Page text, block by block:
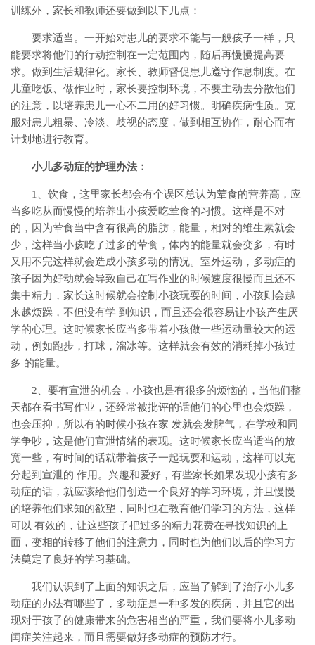
训练外，家长和教师还要做到以下几点：
要求适当。一开始对患儿的要求不能与一般孩子一样，只
能要求将他们的行动控制在一定范围内，随后再慢慢提高要
求。做到生活规律化。家长、教师督促患儿遵守作息制度。在
儿童吃饭、做作业时，家长要控制环境，不要主动去分散他们
的注意，以培养患儿一心不二用的好习惯。明确疾病性质。克
服对患儿粗暴、冷淡、歧视的态度，做到相互协作，耐心而有
计划地进行教育。
小儿多动症的护理办法：
1、饮食，这里家长都会有个误区总认为荤食的营养高，应
当多吃从而慢慢的培养出小孩爱吃荤食的习惯。这样是不对
的，因为荤食当中含有很高的脂肪，能量，相对的维生素就会
少，这样当小孩吃了过多的荤食，体内的能量就会变多，有时
又用不完这样就会造成小孩多动的情况。室外运动，多动症的
孩子因为好动就会导致自己在写作业的时候速度很慢而且还不
集中精力，家长这时候就会控制小孩玩耍的时间，小孩则会越
来越烦躁，不但没有学 到知识，而且还会很容易让小孩产生厌
学的心理。这时候家长应当多带着小孩做一些运动量较大的运
动，例如跑步，打球，溜冰等。这样就会有效的消耗掉小孩过
多 的能量。
2、要有宣泄的机会，小孩也是有很多的烦恼的，当他们整
天都在看书写作业，还经常被批评的话他们的心里也会烦躁，
也会压抑，所以有的时候小孩在家 发就会发脾气，在学校和同
学争吵，这是他们宣泄情绪的表现。这时候家长应当适当的放
宽一些，有时间的话就带着孩子一起玩耍和运动，这样可以充
分起到宣泄的 作用。兴趣和爱好，有些家长如果发现小孩有多
动症的话，就应该给他们创造一个良好的学习环境，并且慢慢
的培养他们求知的欲望，同时也在教育他们学习的方法，这样
可以 有效的，让这些孩子把过多的精力花费在寻找知识的上
面，变相的转移了他们的注意力，同时也为他们以后的学习方
法奠定了良好的学习基础。
我们认识到了上面的知识之后，应当了解到了治疗小儿多
动症的办法有哪些了，多动症是一种多发的疾病，并且它的出
现对于孩子的健康带来的危害相当的严重，我们要将小儿多动
闰症关注起来，而且需要做好多动症的预防才行。